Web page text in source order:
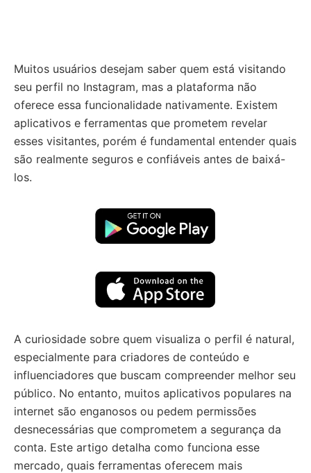
Muitos usuários desejam saber quem está visitando
seu perfil no Instagram, mas a plataforma não
oferece essa funcionalidade nativamente. Existem
aplicativos e ferramentas que prometem revelar
esses visitantes, porém é fundamental entender quais
são realmente seguros e confiáveis antes de baixá-
los.
A curiosidade sobre quem visualiza o perfil é natural,
especialmente para criadores de conteúdo e
influenciadores que buscam compreender melhor seu
público. No entanto, muitos aplicativos populares na
internet são enganosos ou pedem permissões
desnecessárias que comprometem a segurança da
conta. Este artigo detalha como funciona esse
mercado, quais ferramentas oferecem mais